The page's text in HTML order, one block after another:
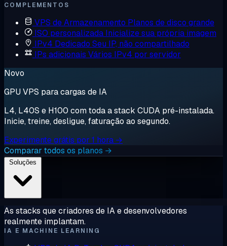
COMPLEMENTOS
VPS de Armazenamento Planos de disco grande
ISO personalizada Inicialize sua própria imagem
IPv4 Dedicado Seu IP, não compartilhado
IPs adicionais Vários IPv4 por servidor
Novo
GPU VPS para cargas de IA
L4, L40S e H100 com toda a stack CUDA pré-instalada.
Inicie, treine, desligue, faturação ao segundo.
Experimente grátis por 1 hora →
Comparar todos os planos →
As stacks que criadores de IA e desenvolvedores
realmente implantam.
IA E MACHINE LEARNING